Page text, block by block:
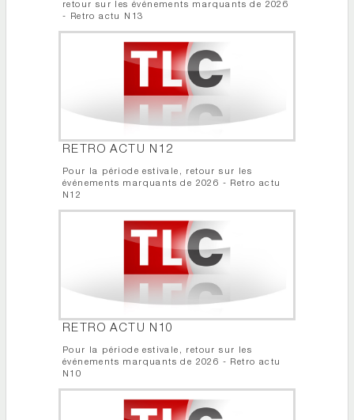
retour sur les événements marquants de 2026
- Retro actu N13
RETRO ACTU N12
Pour la période estivale, retour sur les
événements marquants de 2026 - Retro actu
N12
RETRO ACTU N10
Pour la période estivale, retour sur les
événements marquants de 2026 - Retro actu
N10